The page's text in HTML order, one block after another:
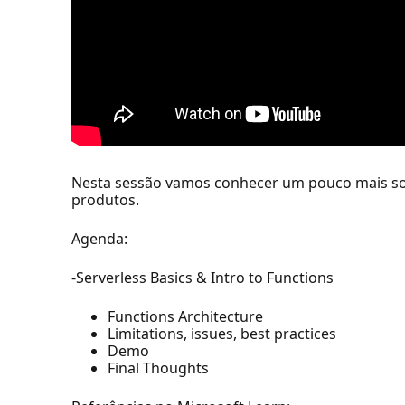
Nesta sessão vamos conhecer um pouco mais
produtos.
Agenda:
-Serverless Basics & Intro to Functions
Functions Architecture
Limitations, issues, best practices
Demo
Final Thoughts